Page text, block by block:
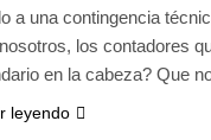
a una contingencia
los contadores
en la cabeza? Que
leyendo